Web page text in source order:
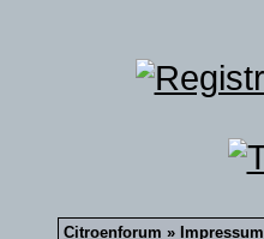
Citroenforum » Impressum